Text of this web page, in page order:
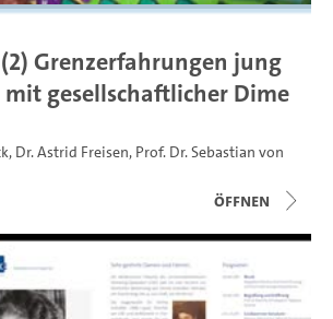
Grenzerfahrungen jung
gesellschaftlicher Dime
, Dr. Astrid Freisen, Prof. Dr. Sebastian von
Öffnen